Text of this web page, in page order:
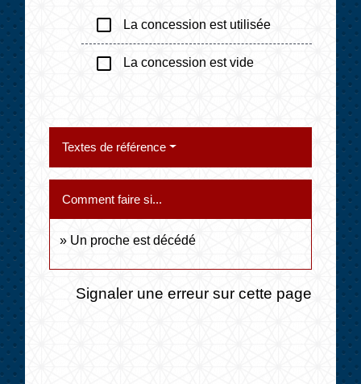
check_box_outline_blank La concession est utilisée
check_box_outline_blank La concession est vide
Textes de référence
Comment faire si...
Un proche est décédé
Signaler une erreur sur cette page